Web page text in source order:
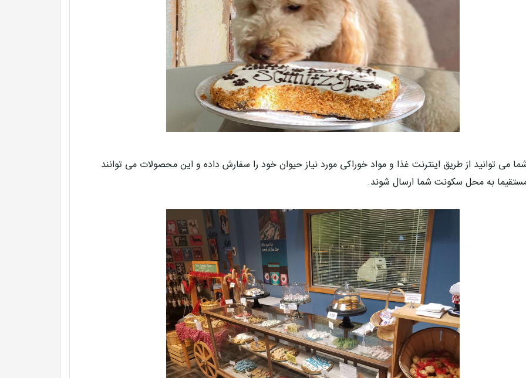
می توانید از طریق اینترنت غذا و مواد خوراکی مورد نیاز حیوان خود را سفارش داده و این محصولات می توانند
به محل سکونت شما ارسال شوند.